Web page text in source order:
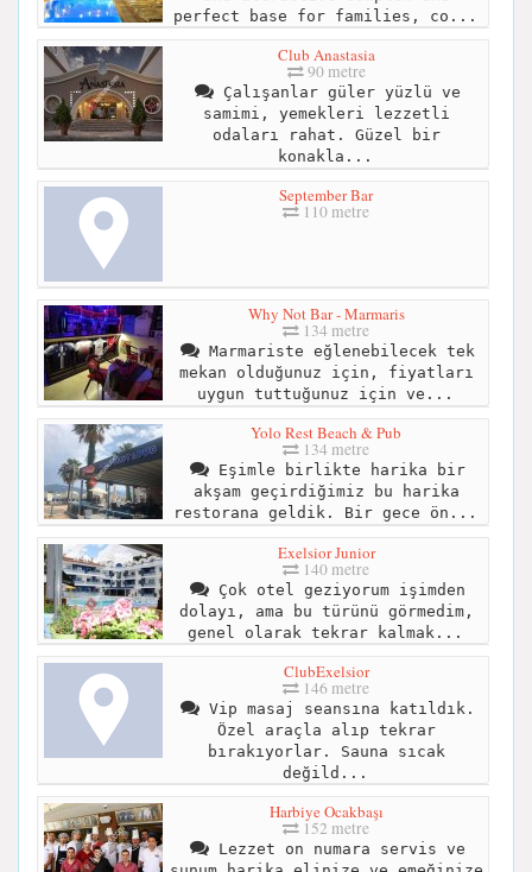
perfect base for families, co...
Club Anastasia
90 metre
Çalışanlar güler yüzlü ve
samimi, yemekleri lezzetli
odaları rahat. Güzel bir
konakla...
September Bar
110 metre
Why Not Bar - Marmaris
134 metre
Marmariste eğlenebilecek tek
mekan olduğunuz için, fiyatları
uygun tuttuğunuz için ve...
Yolo Rest Beach & Pub
134 metre
Eşimle birlikte harika bir
akşam geçirdiğimiz bu harika
restorana geldik. Bir gece ön...
Exelsior Junior
140 metre
Çok otel geziyorum işimden
dolayı, ama bu türünü görmedim,
genel olarak tekrar kalmak...
ClubExelsior
146 metre
Vip masaj seansına katıldık.
Özel araçla alıp tekrar
bırakıyorlar. Sauna sıcak
değild...
Harbiye Ocakbaşı
152 metre
Lezzet on numara servis ve